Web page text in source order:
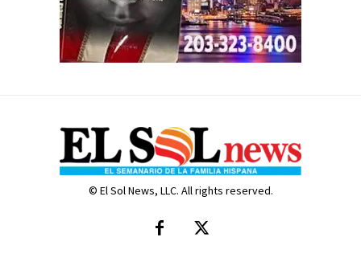
© El Sol News, LLC. All rights reserved.